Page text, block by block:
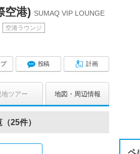
空港) SUMAQ VIP LOUNGE
空港ラウンジ
投稿 計画
地ツアー 地図 周辺情報
25件）
ペ